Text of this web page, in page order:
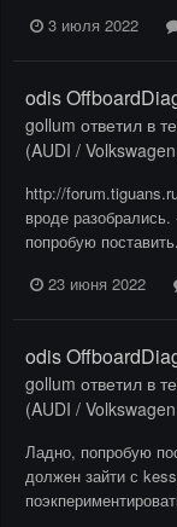
3 июля 2022
odis
gollum ответил в
(AUDI /
http://
вроде
попробую
23 июня 2022
odis
gollum ответил в
(AUDI /
Ладно, попробую
должен зайти с